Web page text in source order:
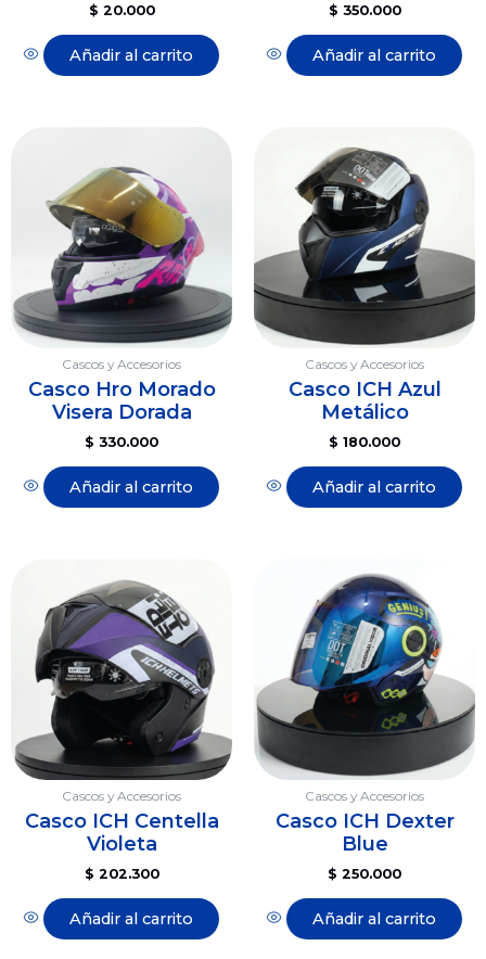
$ 20.000
Añadir al carrito
$ 350.000
Añadir al carrito
Cascos y Accesorios
Casco Hro Morado
Visera Dorada
$ 330.000
Añadir al carrito
Cascos y Accesorios
Casco ICH Azul
Metálico
$ 180.000
Añadir al carrito
Cascos y Accesorios
Casco ICH Centella
Violeta
$ 202.300
Añadir al carrito
Cascos y Accesorios
Casco ICH Dexter
Blue
$ 250.000
Añadir al carrito